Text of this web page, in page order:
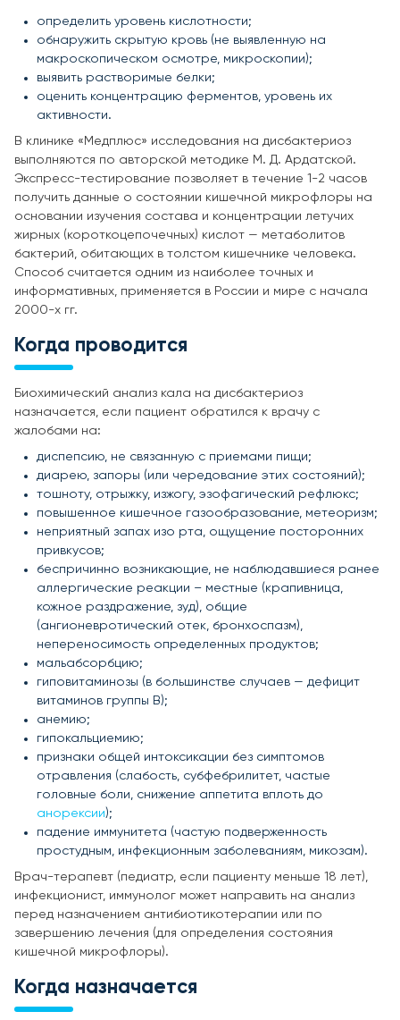
определить уровень кислотности;
обнаружить скрытую кровь (не выявленную на
макроскопическом осмотре, микроскопии);
выявить растворимые белки;
оценить концентрацию ферментов, уровень их
активности.
В клинике «Медплюс» исследования на дисбактериоз
выполняются по авторской методике М. Д. Ардатской.
Экспресс-тестирование позволяет в течение 1-2 часов
получить данные о состоянии кишечной микрофлоры на
основании изучения состава и концентрации летучих
жирных (короткоцепочечных) кислот — метаболитов
бактерий, обитающих в толстом кишечнике человека.
Способ считается одним из наиболее точных и
информативных, применяется в России и мире с начала
2000-х гг.
Когда проводится
Биохимический анализ кала на дисбактериоз
назначается, если пациент обратился к врачу с
жалобами на:
диспепсию, не связанную с приемами пищи;
диарею, запоры (или чередование этих состояний);
тошноту, отрыжку, изжогу, эзофагический рефлюкс;
повышенное кишечное газообразование, метеоризм;
неприятный запах изо рта, ощущение посторонних
привкусов;
беспричинно возникающие, не наблюдавшиеся ранее
аллергические реакции – местные (крапивница,
кожное раздражение, зуд), общие
(ангионевротический отек, бронхоспазм),
непереносимость определенных продуктов;
мальабсорбцию;
гиповитаминозы (в большинстве случаев — дефицит
витаминов группы B);
анемию;
гипокальциемию;
признаки общей интоксикации без симптомов
отравления (слабость, субфебрилитет, частые
головные боли, снижение аппетита вплоть до
анорексии);
падение иммунитета (частую подверженность
простудным, инфекционным заболеваниям, микозам).
Врач-терапевт (педиатр, если пациенту меньше 18 лет),
инфекционист, иммунолог может направить на анализ
перед назначением антибиотикотерапии или по
завершению лечения (для определения состояния
кишечной микрофлоры).
Когда назначается